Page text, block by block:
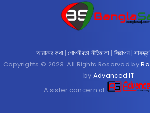
আমাদের কথা| গোপনীয়তা নীতিমালা| বিজ্ঞাপন |
Copyrights © 2023. All Rights Reserved by
by Advanced IT
A sister concern of